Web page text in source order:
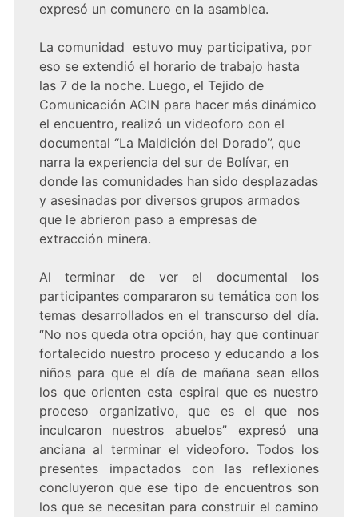
expresó un comunero en la asamblea.
La comunidad estuvo muy participativa, por
eso se extendió el horario de trabajo hasta
las 7 de la noche. Luego, el Tejido de
Comunicación ACIN para hacer más dinámico
el encuentro, realizó un videoforo con el
documental “La Maldición del Dorado”, que
narra la experiencia del sur de Bolívar, en
donde las comunidades han sido desplazadas
y asesinadas por diversos grupos armados
que le abrieron paso a empresas de
extracción minera.
Al terminar de ver el documental los
participantes compararon su temática con los
temas desarrollados en el transcurso del día.
“No nos queda otra opción, hay que continuar
fortalecido nuestro proceso y educando a los
niños para que el día de mañana sean ellos
los que orienten esta espiral que es nuestro
proceso organizativo, que es el que nos
inculcaron nuestros abuelos” expresó una
anciana al terminar el videoforo. Todos los
presentes impactados con las reflexiones
concluyeron que ese tipo de encuentros son
los que se necesitan para construir el camino